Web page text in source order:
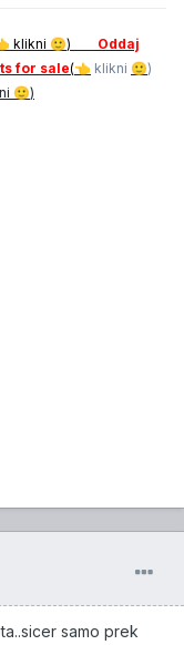
klikni 🙂)
Oddaj
for sale(👈 klikni 🙂)
🙂)
samo prek